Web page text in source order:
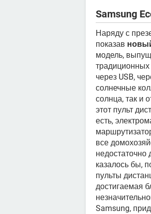
Samsung
Наряду с
показав
модель,
через USB,
солнечные
солнца, так и
этот пульт
есть,
все
недостаточно
казалось бы,
пульты
достигаемая
Samsung,